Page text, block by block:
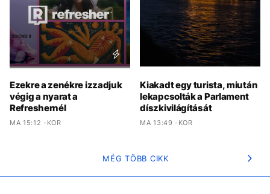
Ezekre a zenékre izzadjuk
végig a nyarat a
Refreshernél
MA 15:12 -KOR
Kiakadt egy turista, miután
lekapcsolták a Parlament
díszkivilágítását
MA 13:49 -KOR
MÉG TÖBB CIKK